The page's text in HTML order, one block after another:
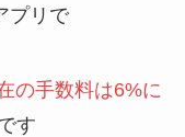
プリで
の手数料は6%に
す